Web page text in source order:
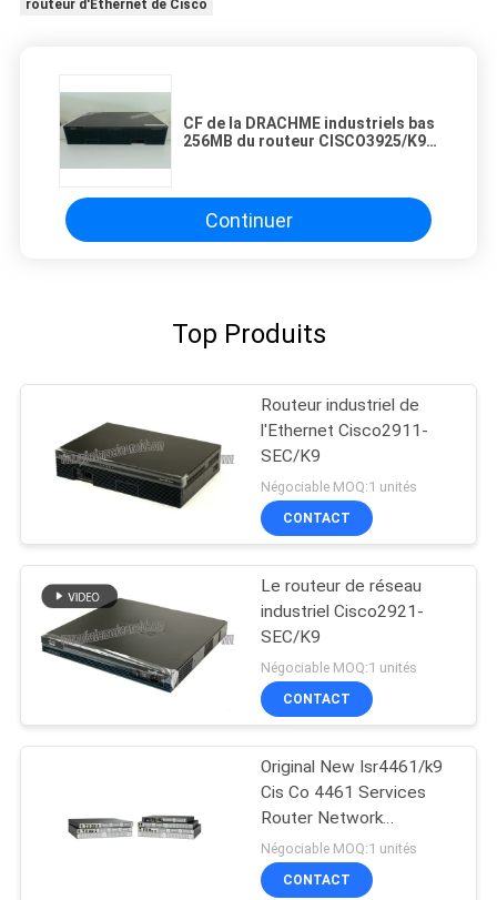
routeur d'Ethernet de Cisco
CF de la DRACHME industriels bas
256MB du routeur CISCO3925/K9
Continuer
Top Produits
Routeur industriel de
l'Ethernet Cisco2911-
SEC/K9
Négociable MOQ:1 unités
CONTACT
Le routeur de réseau
industriel Cisco2921-
SEC/K9
Négociable MOQ:1 unités
CONTACT
Original New Isr4461/k9
Cis Co 4461 Services
Router Network
PouterISR4461/K9
Négociable MOQ:1 unités
CONTACT